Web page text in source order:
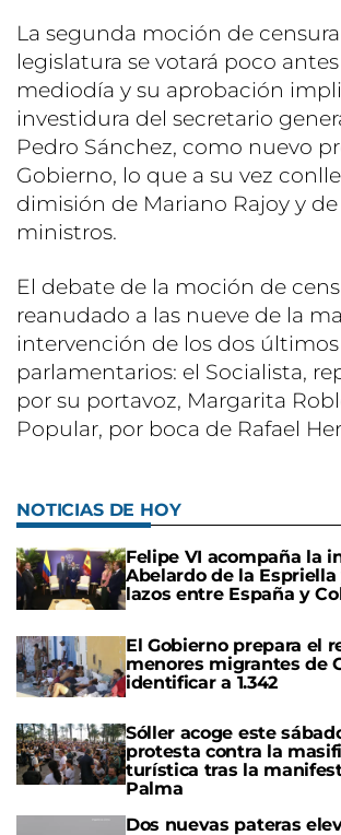
La segunda moción de
legislatura se votará poco
mediodía y su aprobación
investidura del secretario
Pedro Sánchez, como nuevo
Gobierno, lo que a su vez
dimisión de Mariano Rajoy y
ministros.
El debate de la moción de
reanudado a las nueve de la
intervención de los dos
parlamentarios: el Socialista,
por su portavoz, Margarita
Popular, por boca de Rafael
NOTICIAS DE HOY
Felipe VI acompaña la
Abelardo de la
lazos entre España y
El Gobierno prepara el
menores migrantes de
identificar a 1.342
Sóller acoge este
protesta contra la
turística tras la
Palma
Dos nuevas pateras